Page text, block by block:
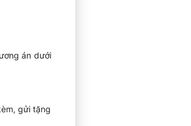
án dưới
gửi tặng